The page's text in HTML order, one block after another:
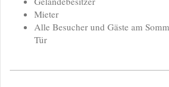
Mieter
Alle Besucher und Gäste am
Tür